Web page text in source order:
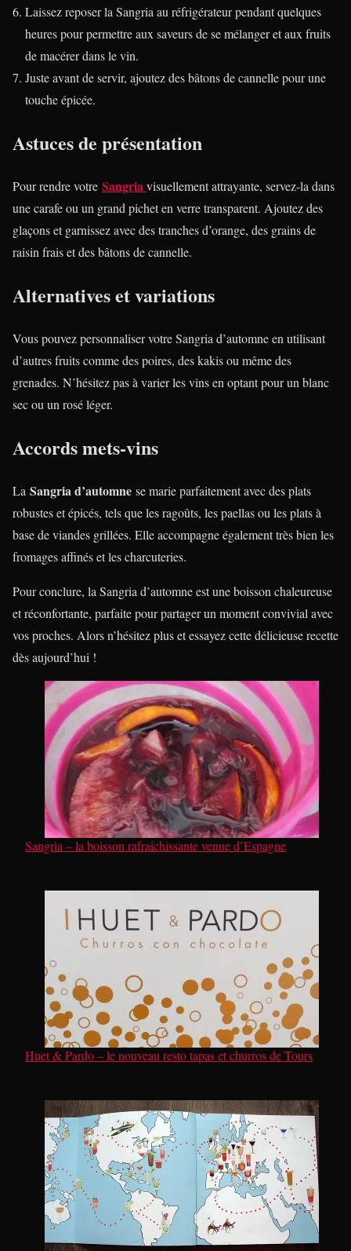
Laissez reposer la Sangria au réfrigérateur pendant quelques
heures pour permettre aux saveurs de se mélanger et aux fruits
de macérer dans le vin.
Juste avant de servir, ajoutez des bâtons de cannelle pour une
touche épicée.
Astuces de présentation
Pour rendre votre Sangriavisuellement attrayante, servez-la dans
une carafe ou un grand pichet en verre transparent. Ajoutez des
glaçons et garnissez avec des tranches d’orange, des grains de
raisin frais et des bâtons de cannelle.
Alternatives et variations
Vous pouvez personnaliser votre Sangria d’automne en utilisant
d’autres fruits comme des poires, des kakis ou même des
grenades. N’hésitez pas à varier les vins en optant pour un blanc
sec ou un rosé léger.
Accords mets-vins
La Sangria d’automne se marie parfaitement avec des plats
robustes et épicés, tels que les ragoûts, les paellas ou les plats à
base de viandes grillées. Elle accompagne également très bien les
fromages affinés et les charcuteries.
Pour conclure, la Sangria d’automne est une boisson chaleureuse
et réconfortante, parfaite pour partager un moment convivial avec
vos proches. Alors n’hésitez plus et essayez cette délicieuse recette
dès aujourd’hui !
Sangria – la boisson rafraîchissante venue d’Espagne
Huet & Pardo – le nouveau resto tapas et churros de Tours